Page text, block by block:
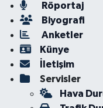
Röportaj
Biyografi
Anketler
Künye
İletişim
Servisler
Hava